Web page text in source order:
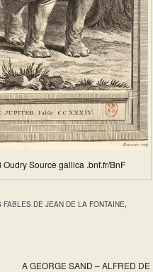
Oudry Source gallica .bnf.fr/BnF
FABLES DE JEAN DE LA FONTAINE
A GEORGE SAND – ALFRED DE